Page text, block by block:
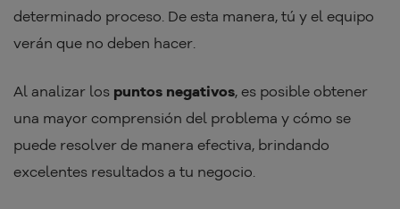
determinado proceso. De esta manera, tú y el equipo
verán que no deben hacer.
Al analizar los puntos negativos, es posible obtener
una mayor comprensión del problema y cómo se
puede resolver de manera efectiva, brindando
excelentes resultados a tu negocio.